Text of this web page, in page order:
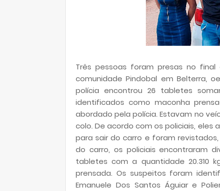
Três pessoas foram presas no
comunidade Pindobal em Belterra,
polícia encontrou 26 tabletes
identificados como maconha
abordado pela polícia. Estavam no
colo. De acordo com os policiais,
para sair do carro e foram
do carro, os policiais encontraram
tabletes com a quantidade 20.310
prensada. Os suspeitos foram
Emanuele Dos Santos Águiar e